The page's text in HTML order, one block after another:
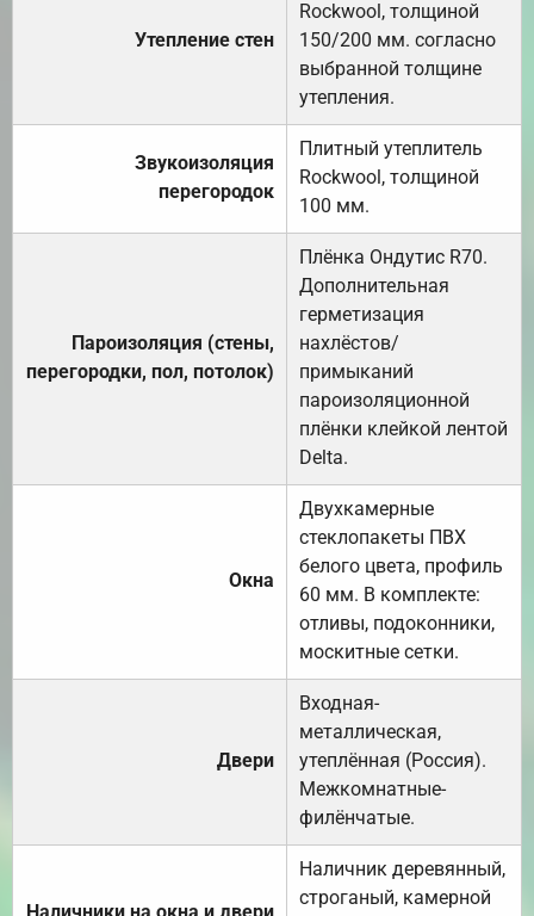
Утепление стен
Rockwool, толщиной
150/200 мм. согласно
выбранной толщине
утепления.
Звукоизоляция
перегородок
Плитный утеплитель
Rockwool, толщиной
100 мм.
Пароизоляция (стены,
перегородки, пол, потолок)
Плёнка Ондутис R70.
Дополнительная
герметизация
нахлёстов/
примыканий
пароизоляционной
плёнки клейкой лентой
Delta.
Окна
Двухкамерные
стеклопакеты ПВХ
белого цвета, профиль
60 мм. В комплекте:
отливы, подоконники,
москитные сетки.
Двери
Входная-
металлическая,
утеплённая (Россия).
Межкомнатные-
филёнчатые.
Наличник деревянный,
строганый, камерной